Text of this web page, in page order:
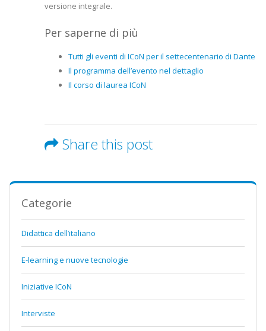
versione integrale.
Per saperne di più
Tutti gli eventi di ICoN per il settecentenario di Dante
Il programma dell’evento nel dettaglio
Il corso di laurea ICoN
Share this post
Categorie
Didattica dell’italiano
E-learning e nuove tecnologie
Iniziative ICoN
Interviste